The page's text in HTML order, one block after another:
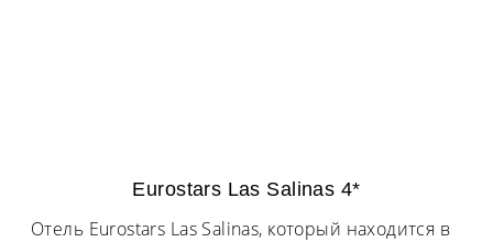
Eurostars Las Salinas 4*
Отель Eurostars Las Salinas, который находится в